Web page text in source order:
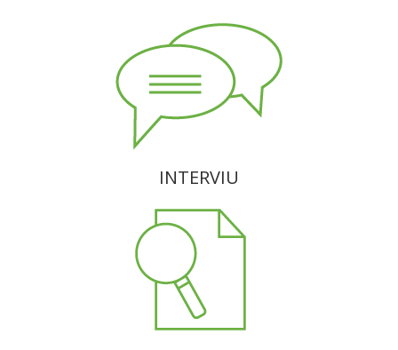
INTERVIU